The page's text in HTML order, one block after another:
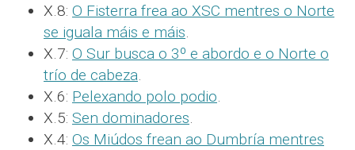
X.8: O Fisterra frea ao XSC mentres o Norte
se iguala máis e máis.
X.7: O Sur busca o 3º e abordo e o Norte o
trío de cabeza.
X.6: Pelexando polo podio.
X.5: Sen dominadores.
X.4: Os Miúdos frean ao Dumbría mentres